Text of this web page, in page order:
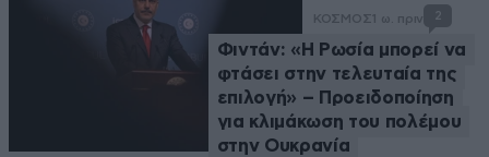
ΚΟΣΜΟΣ 1 ω. πριν 2
Φιντάν: «Η Ρωσία μπορεί να
φτάσει στην τελευταία της
επιλογή» – Προειδοποίηση
για κλιμάκωση του πολέμου
στην Ουκρανία